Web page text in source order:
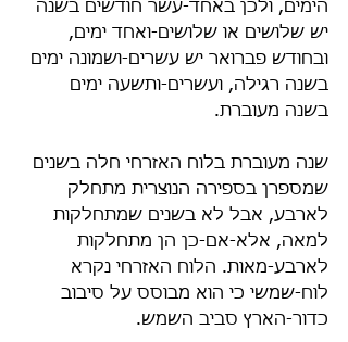
הימים, ולכן באחד-עשר חודשים בשנה
יש שלושים או שלושים-ואחד ימים,
ובחודש פברואר יש עשרים-ושמונה ימים
בשנה רגילה, ועשרים-ותשעה ימים
בשנה מעוברת.
שנה מעוברת בלוח האזרחי חלה בשנים
שמספרן בספירה הנוצרית מתחלק
לארבע, אבל לא בשנים שמתחלקות
למאה, אלא-אם-כן הן מתחלקות
לארבע-מאות. הלוח האזרחי נקרא
לוח-שמשי כי הוא מבוסס על סיבוב
כדור-הארץ סביב השמש.